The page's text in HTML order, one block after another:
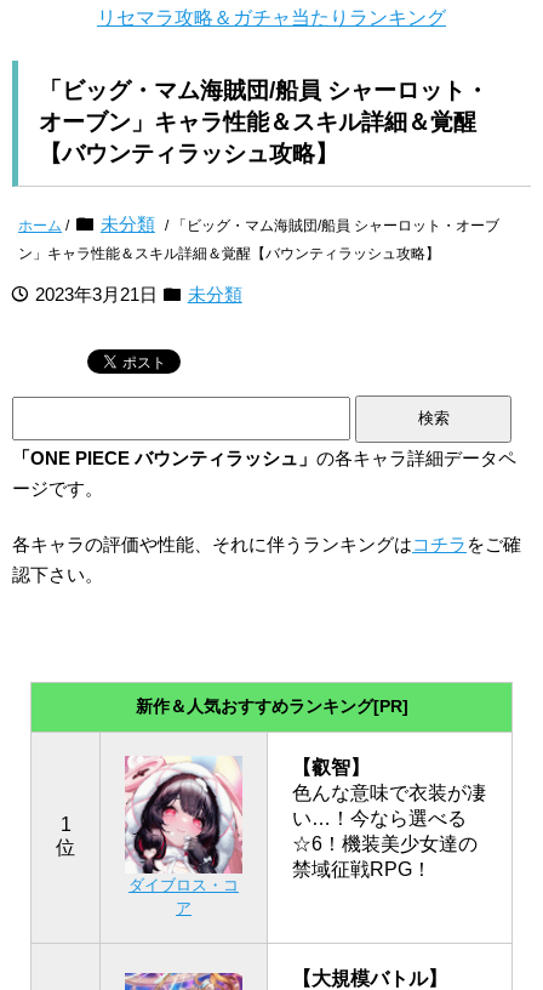
リセマラ攻略＆ガチャ当たりランキング
「ビッグ・マム海賊団/船員 シャーロット・
オーブン」キャラ性能＆スキル詳細＆覚醒
【バウンティラッシュ攻略】
ホーム / 未分類 / 「ビッグ・マム海賊団/船員 シャーロット・オーブ
ン」キャラ性能＆スキル詳細＆覚醒【バウンティラッシュ攻略】
2023年3月21日 未分類
「ONE PIECE バウンティラッシュ」 の各キャラ詳細データペ
ージです。
各キャラの評価や性能、それに伴うランキングはコチラ をご確
認下さい。
新作＆人気おすすめランキング[PR]
1
位
ダイブロス・コ
ア
【叡智】
色んな意味で衣装が凄
い…！今なら選べる
☆6！機装美少女達の
禁域征戦RPG！
【大規模バトル】